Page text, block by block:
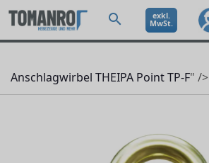
exkl.
MwSt.
Anschlagwirbel THEIPA Point TP-F" />